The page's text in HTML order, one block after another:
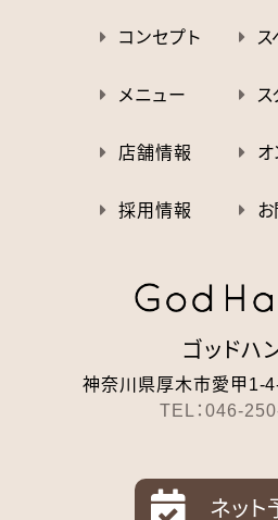
 コンセプト 
 メニュー  ス
 店舗情報  オ
 採用情報 
ゴッドハ
神奈川県厚木市愛甲1-
TEL：046-
 ネット